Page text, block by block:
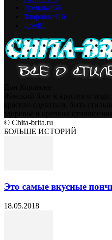
Тренды166
Здоровье116
Дом81
© Chita-brita.ru
БОЛЬШЕ ИСТОРИЙ
Это самые вкусные
18.05.2018